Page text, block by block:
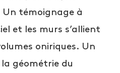
Un témoignage à
et les murs s’allient
oniriques. Un
géométrie du